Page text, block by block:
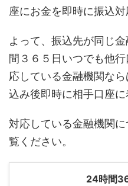
座にお金を即時に振込対
よって、振込先が同じ
間３６５日いつでも他
応している金融機関な
込み後即時に相手口座に
対応している金融機関
覧ください。
24時間